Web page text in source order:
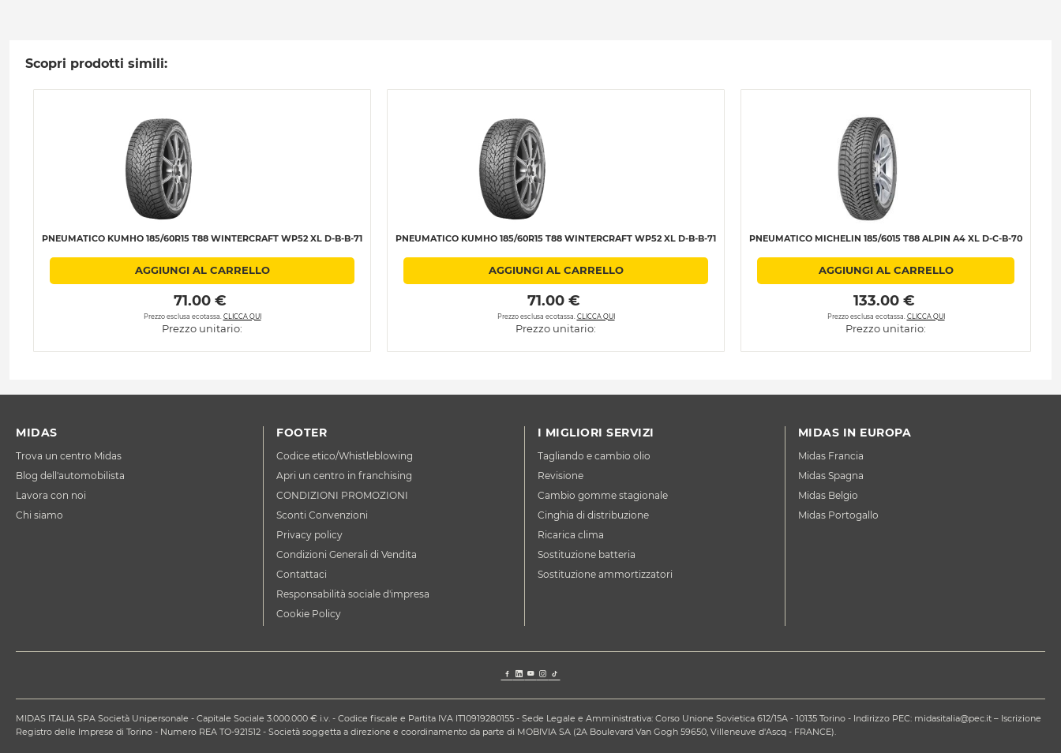
Scopri prodotti simili:
PNEUMATICO KUMHO 185/60R15 T88 WINTERCRAFT WP52 XL D-B-B-71
AGGIUNGI AL CARRELLO
71.00 €
Prezzo esclusa ecotassa. CLICCA QUI
Prezzo unitario:
PNEUMATICO KUMHO 185/60R15 T88 WINTERCRAFT WP52 XL D-B-B-71
AGGIUNGI AL CARRELLO
71.00 €
Prezzo esclusa ecotassa. CLICCA QUI
Prezzo unitario:
PNEUMATICO MICHELIN 185/6015 T88 ALPIN A4 XL D-C-B-70
AGGIUNGI AL CARRELLO
133.00 €
Prezzo esclusa ecotassa. CLICCA QUI
Prezzo unitario:
MIDAS
Trova un centro Midas
Blog dell'automobilista
Lavora con noi
Chi siamo
FOOTER
Codice etico/Whistleblowing
Apri un centro in franchising
CONDIZIONI PROMOZIONI
Sconti Convenzioni
Privacy policy
Condizioni Generali di Vendita
Contattaci
Responsabilità sociale d'impresa
Cookie Policy
I MIGLIORI SERVIZI
Tagliando e cambio olio
Revisione
Cambio gomme stagionale
Cinghia di distribuzione
Ricarica clima
Sostituzione batteria
Sostituzione ammortizzatori
MIDAS IN EUROPA
Midas Francia
Midas Spagna
Midas Belgio
Midas Portogallo
MIDAS ITALIA SPA Società Unipersonale - Capitale Sociale 3.000.000 € i.v. - Codice fiscale e Partita IVA IT10919280155 - Sede Legale e Amministrativa: Corso Unione Sovietica 612/15A - 10135 Torino - Indirizzo PEC: midasitalia@pec.it – Iscrizione
Registro delle Imprese di Torino - Numero REA TO-921512 - Società soggetta a direzione e coordinamento da parte di MOBIVIA SA (2A Boulevard Van Gogh 59650, Villeneuve d'Ascq - FRANCE).